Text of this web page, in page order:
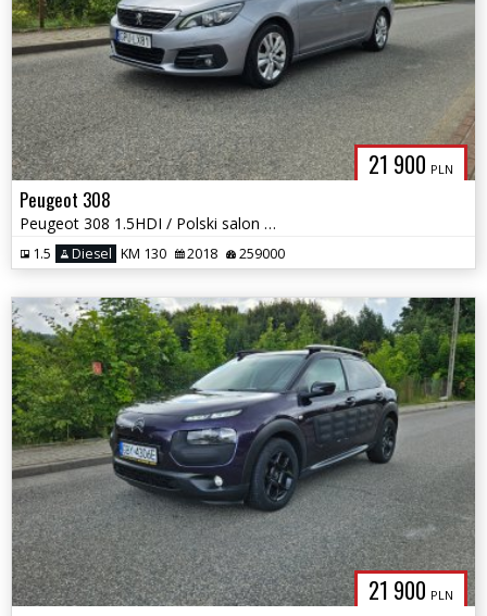
21 900 PLN
Peugeot 308
Peugeot 308 1.5HDI / Polski salon 2 Własciciel / Serwisowany / Okazja
1.5 Diesel KM 130 2018 259000
21 900 PLN